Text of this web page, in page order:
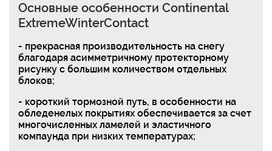
Основные особенности Continental
ExtremeWinterContact
- прекрасная производительность на снегу
благодаря асимметричному протекторному
рисунку с большим количеством отдельных
блоков;
- короткий тормозной путь, в особенности на
обледенелых покрытиях обеспечивается за счет
многочисленных ламелей и эластичного
компаунда при низких температурах;